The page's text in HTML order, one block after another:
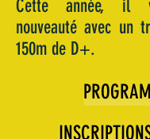
Cette année, il
nouveauté avec un
150m de D+.